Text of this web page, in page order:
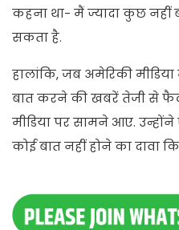
कहना था- मैं ज्यादा कुछ नहीं
सकता है.
हालांकि, जब अमेरिकी
बात करने की खबरें तेजी से
मीडिया पर सामने आए.
कोई बात नहीं होने का दावा